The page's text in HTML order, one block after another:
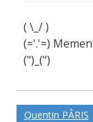
( \_/ )
(='.'=)
(")_(")
Tuez-moi si
Vengez-moi
Quentin PÂRIS